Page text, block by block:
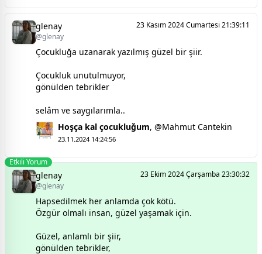
glenay
@glenay
23 Kasım 2024 Cumartesi 21:39:11
Çocukluğa uzanarak yazılmış güzel bir şiir.
Çocukluk unutulmuyor,
gönülden tebrikler
selâm ve saygılarımla..
Hoşça kal çocukluğum, @Mahmut Cantekin
23.11.2024 14:24:56
Etkili Yorum
glenay
@glenay
23 Ekim 2024 Çarşamba 23:30:32
Hapsedilmek her anlamda çok kötü.
Özgür olmalı insan, güzel yaşamak için.
Güzel, anlamlı bir şiir,
gönülden tebrikler,